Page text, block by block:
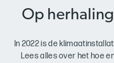
Op
In 2022 is de
Lees alles over het hoe